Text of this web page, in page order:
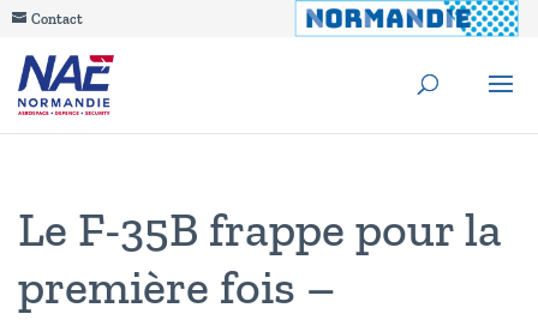
Contact
Le F-35B frappe pour la
première fois –